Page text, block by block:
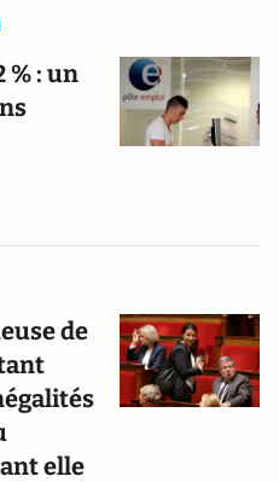
% : un
de
elle